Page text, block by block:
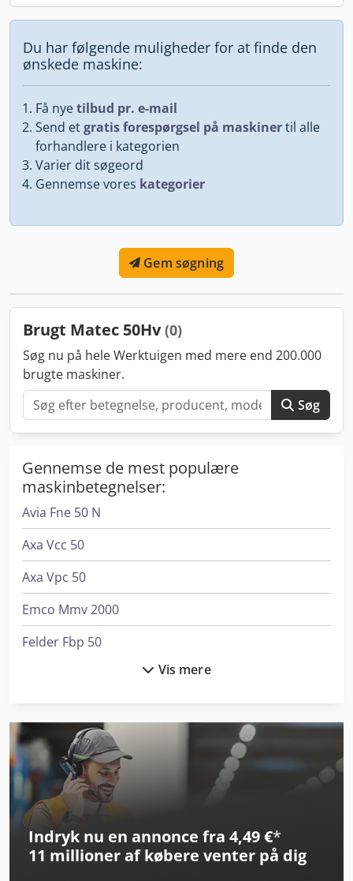
Du har følgende muligheder for at finde den
ønskede maskine:
Få nyetilbud pr. e-mail
Send etgratis forespørgsel på maskinertil alle
forhandlere i kategorien
Varier dit søgeord
Gennemse vores kategorier
Gem søgning
Brugt Matec 50Hv(0)
Søg nu på hele Werktuigen med mere end 200.000
brugte maskiner.
Søg
Gennemse de mest populære
maskinbetegnelser:
Avia Fne 50 N
Axa Vcc 50
Axa Vpc 50
Emco Mmv 2000
Felder Fbp 50
Haas Umc-500
Haas Vf-11/50
Haas Vf-3Yt/50
Haas Vf-5/50
Haas Vf-9/50
Vis mere
Indryk nu en annonce fra 4,49 €*
11 millioner af købere venter på dig